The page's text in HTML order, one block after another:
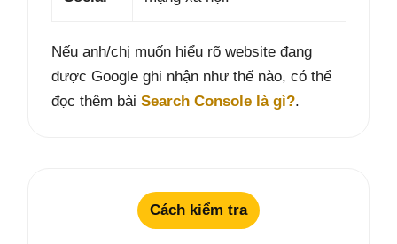
Nếu anh/chị muốn hiểu rõ website đang
được Google ghi nhận như thế nào, có thể
đọc thêm bài Search Console là gì?.
Cách kiểm tra